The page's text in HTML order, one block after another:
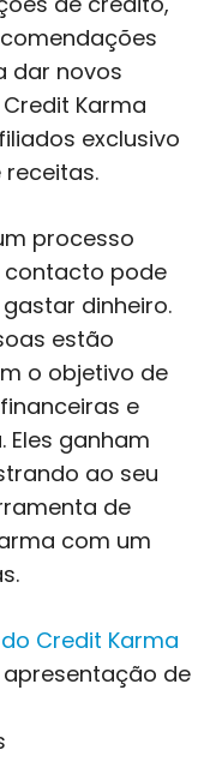
dar novos
Karma
exclusivo
processo
contacto pode
dinheiro.
estão
o objetivo de
e
Eles ganham
ao seu
de
com um
Credit Karma
apresentação de